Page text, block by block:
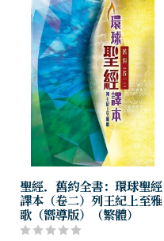
聖經．舊約全書：環球聖經
譯本（卷二）列王紀上至雅
歌（嚮導版）（繁體）